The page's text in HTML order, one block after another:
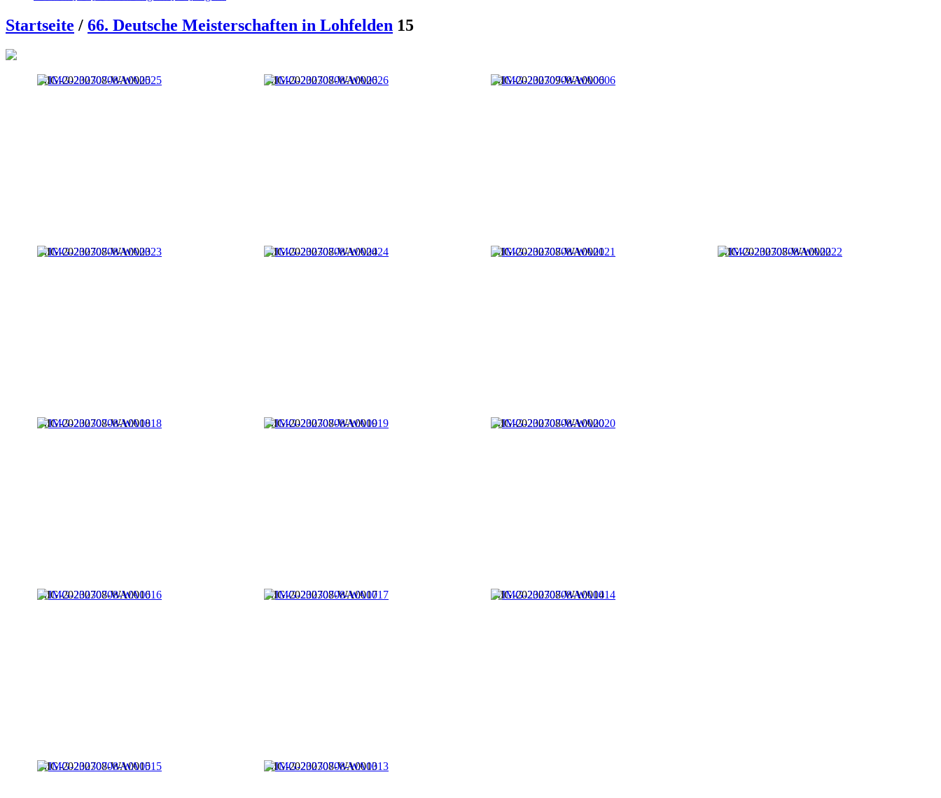
Startseite / 66. Deutsche Meisterschaften in Lohfelden 15
IMG-20230708-WA0025 IMG-20230708-WA0026 IMG-20230709-WA0006
IMG-20230708-WA0023 IMG-20230708-WA0024 IMG-20230708-WA0021 IMG-20230708-WA0022
IMG-20230708-WA0018 IMG-20230708-WA0019 IMG-20230708-WA0020
IMG-20230708-WA0016 IMG-20230708-WA0017 IMG-20230708-WA0014
IMG-20230708-WA0015 IMG-20230708-WA0013